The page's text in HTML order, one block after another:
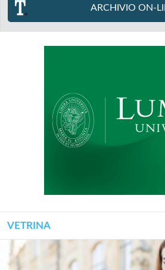
ARCHIVIO ON-
VETRINA